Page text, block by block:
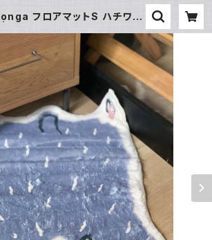
フロアマットS ハチワレ